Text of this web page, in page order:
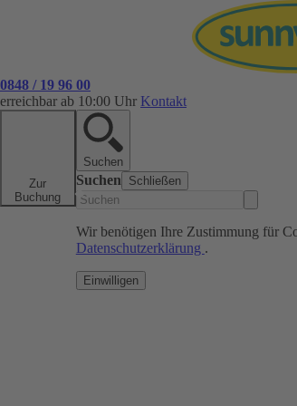
0848 / 19 96 00
erreichbar ab 10:00 Uhr Kontakt
Zur
Buchung
Suchen
Suchen Schließen
Wir benötigen Ihre Zustimmung für
Datenschutzerklärung .
Einwilligen